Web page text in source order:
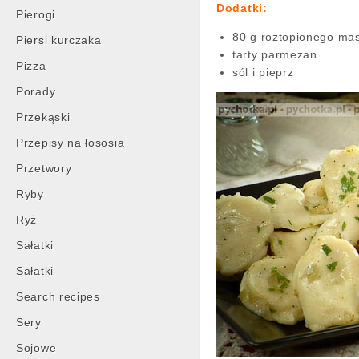
Pierogi
Piersi kurczaka
Pizza
Porady
Przekąski
Przepisy na łososia
Przetwory
Ryby
Ryż
Sałatki
Sałatki
Search recipes
Sery
Sojowe
Dodatki:
80 g roztopionego
tarty parmezan
sól i pieprz